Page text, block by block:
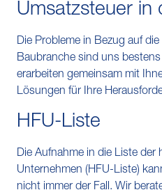
Umsatzsteuer in
Die Probleme in Bezug auf
Baubranche sind uns
erarbeiten gemeinsam mit
Lösungen für Ihre
HFU-Liste
Die Aufnahme in die Liste der
Unternehmen (HFU-Liste)
nicht immer der Fall. Wir